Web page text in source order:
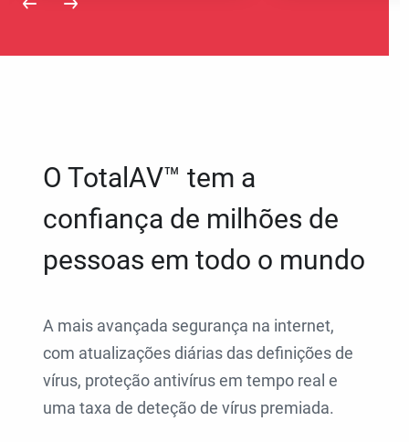
O TotalAV™ tem a
confiança de milhões de
pessoas em todo o mundo
A mais avançada segurança na internet,
com atualizações diárias das definições de
vírus, proteção antivírus em tempo real e
uma taxa de deteção de vírus premiada.